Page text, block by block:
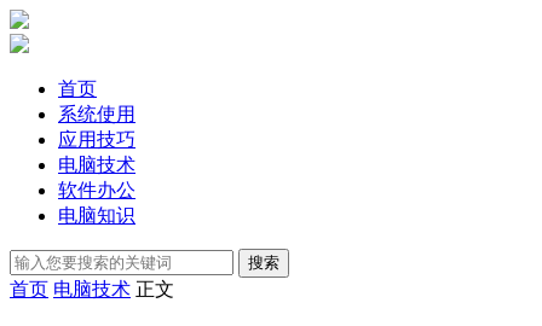
首页
系统使用
应用技巧
电脑技术
软件办公
电脑知识
首页 电脑技术 正文